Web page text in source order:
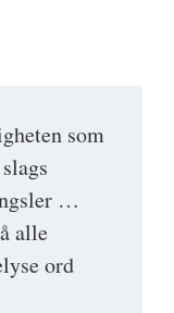
som
…
alle
ord